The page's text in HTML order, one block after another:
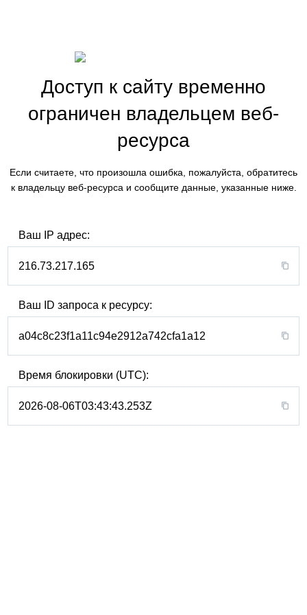
Доступ к сайту временно
ограничен владельцем веб-
ресурса
Если считаете, что произошла ошибка, пожалуйста, обратитесь
к владельцу веб-ресурса и сообщите данные, указанные ниже.
Ваш IP адрес:
216.73.217.165
Ваш ID запроса к ресурсу:
a04c8c23f1a11c94e2912a742cfa1a12
Время блокировки (UTC):
2026-08-06T03:43:43.253Z